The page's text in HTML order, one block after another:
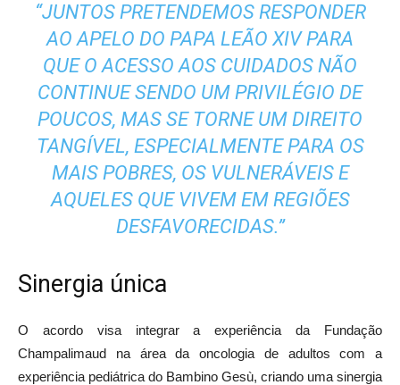
“JUNTOS PRETENDEMOS RESPONDER
AO APELO DO PAPA LEÃO XIV PARA
QUE O ACESSO AOS CUIDADOS NÃO
CONTINUE SENDO UM PRIVILÉGIO DE
POUCOS, MAS SE TORNE UM DIREITO
TANGÍVEL, ESPECIALMENTE PARA OS
MAIS POBRES, OS VULNERÁVEIS E
AQUELES QUE VIVEM EM REGIÕES
DESFAVORECIDAS.”
Sinergia única
O acordo visa integrar a experiência da Fundação
Champalimaud na área da oncologia de adultos com a
experiência pediátrica do Bambino Gesù, criando uma sinergia